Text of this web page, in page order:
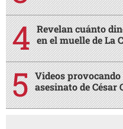
Revelan cuánto
en el muelle de La
Videos
asesinato de César